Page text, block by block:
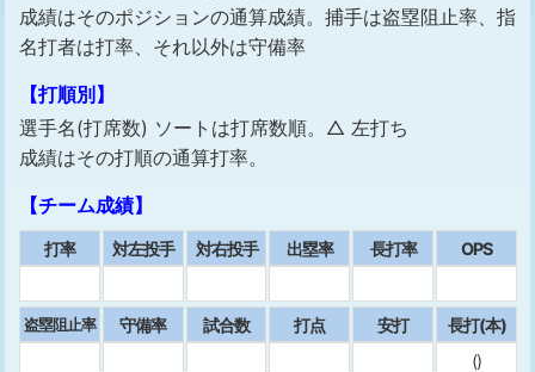
成績はそのポジションの通算成績。捕手は盗塁阻止率、指
名打者は打率、それ以外は守備率
【打順別】
選手名(打席数) ソートは打席数順。△ 左打ち
成績はその打順の通算打率。
【チーム成績】
打率 対左投手 対右投手 出塁率 ⻑打率 OPS
盗塁阻止率 守備率 試合数 打点 安打
⻑打(本)
()